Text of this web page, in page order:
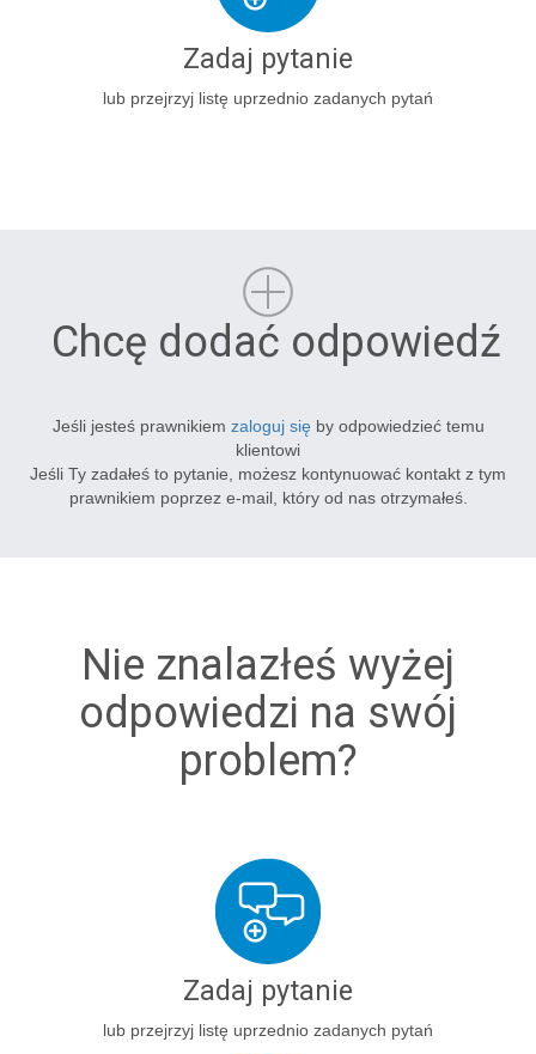
Zadaj pytanie
lub przejrzyj listę uprzednio zadanych pytań
Chcę dodać odpowiedź
Jeśli jesteś prawnikiem zaloguj się by odpowiedzieć temu
klientowi
Jeśli Ty zadałeś to pytanie, możesz kontynuować kontakt z tym
prawnikiem poprzez e-mail, który od nas otrzymałeś.
Nie znalazłeś wyżej
odpowiedzi na swój
problem?
Zadaj pytanie
lub przejrzyj listę uprzednio zadanych pytań